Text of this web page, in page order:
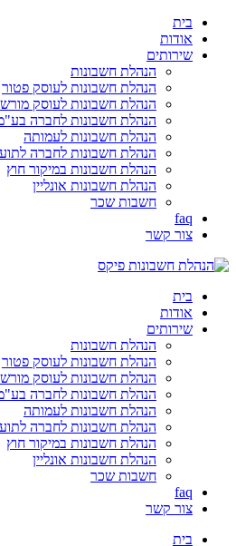
בית
אודות
שירותים
הנהלת חשבונות
הנהלת חשבונות לעוסק פטור
הנהלת חשבונות לעוסק
הנהלת חשבונות לחברה
הנהלת חשבונות לעמותה
הנהלת חשבונות לחברה
הנהלת חשבונות במיקור חוץ
הנהלת חשבונות אונליין
חשבות שכר
faq
צור קשר
בית
אודות
שירותים
הנהלת חשבונות
הנהלת חשבונות לעוסק פטור
הנהלת חשבונות לעוסק
הנהלת חשבונות לחברה
הנהלת חשבונות לעמותה
הנהלת חשבונות לחברה
הנהלת חשבונות במיקור חוץ
הנהלת חשבונות אונליין
חשבות שכר
faq
צור קשר
בית